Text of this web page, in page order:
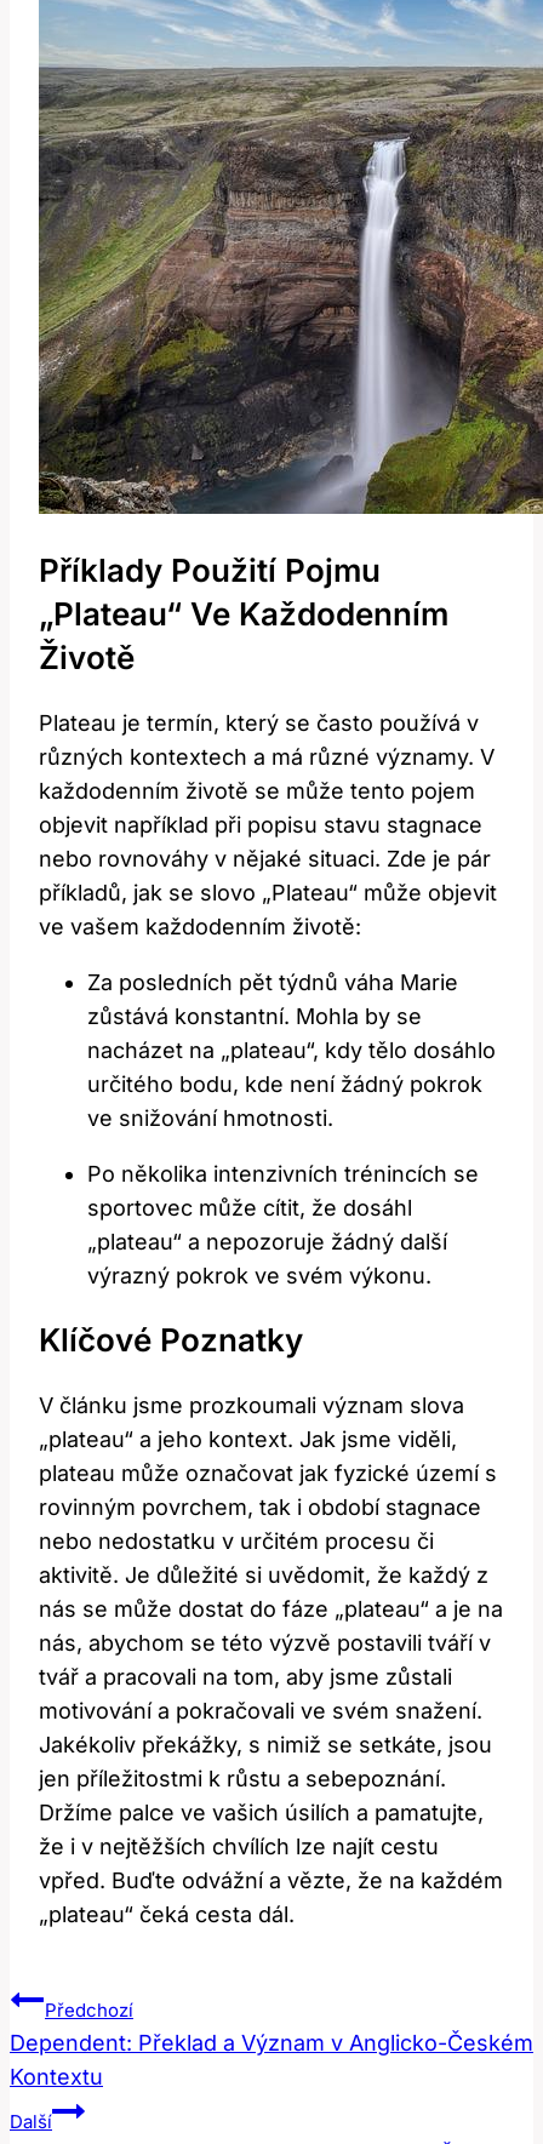
Příklady Použití​ Pojmu
„Plateau“ Ve Každodenním
Životě
Plateau je termín, který se často používá v
různých kontextech a má různé významy. V
každodenním životě se může tento⁣ pojem
objevit například při popisu stavu stagnace
‍nebo rovnováhy v ‍nějaké situaci. Zde je pár
příkladů, jak se slovo „Plateau“ může objevit
ve vašem každodenním životě:
Za posledních pět týdnů váha Marie
zůstává konstantní. Mohla by se
nacházet na „plateau“, kdy tělo dosáhlo
určitého bodu,‍ kde není žádný pokrok
ve snižování hmotnosti.
Po několika intenzivních trénincích se
sportovec může cítit, že‌ dosáhl⁣
„plateau“ ⁣a‌ nepozoruje žádný další
výrazný pokrok ve​ svém výkonu.
Klíčové Poznatky
V článku⁣ jsme ⁣prozkoumali význam slova
„plateau“ a‍ jeho kontext. Jak jsme viděli,
plateau​ může označovat jak ‌fyzické území s
rovinným povrchem, tak i období stagnace
nebo ⁣nedostatku⁤ v určitém procesu či
aktivitě. Je důležité si uvědomit, že každý z
nás se může dostat do fáze „plateau“ a je na⁤
nás, abychom ‍se této ​výzvě postavili tváří v⁢
tvář a pracovali na tom, aby jsme zůstali
motivování a pokračovali ve svém snažení.
Jakékoliv překážky, s nimiž ​se⁤ setkáte, jsou
jen⁤ příležitostmi k růstu a sebepoznání.
Držíme palce ve vašich úsilích a pamatujte,
že i v nejtěžších chvílích lze najít‍ cestu
vpřed. Buďte odvážní a vězte, že na každém
„plateau“ čeká cesta dál.
Navigace
Pro
Příspěvek
Předchozí
Dependent: Překlad a Význam v Anglicko-Českém
Kontextu
Další